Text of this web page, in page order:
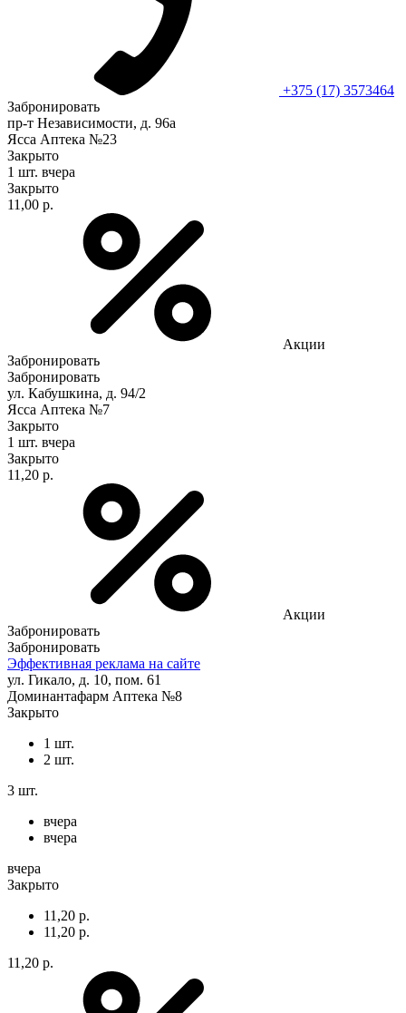
+375 (17) 3573464
Забронировать
пр-т Независимости, д. 96а
Ясса Аптека №23
Закрыто
1 шт. вчера
Закрыто
11,00 р.
Акции
Забронировать
Забронировать
ул. Кабушкина, д. 94/2
Ясса Аптека №7
Закрыто
1 шт. вчера
Закрыто
11,20 р.
Акции
Забронировать
Забронировать
Эффективная реклама на сайте
ул. Гикало, д. 10, пом. 61
Доминантафарм Аптека №8
Закрыто
1 шт.
2 шт.
3 шт.
вчера
вчера
вчера
Закрыто
11,20 р.
11,20 р.
11,20 р.